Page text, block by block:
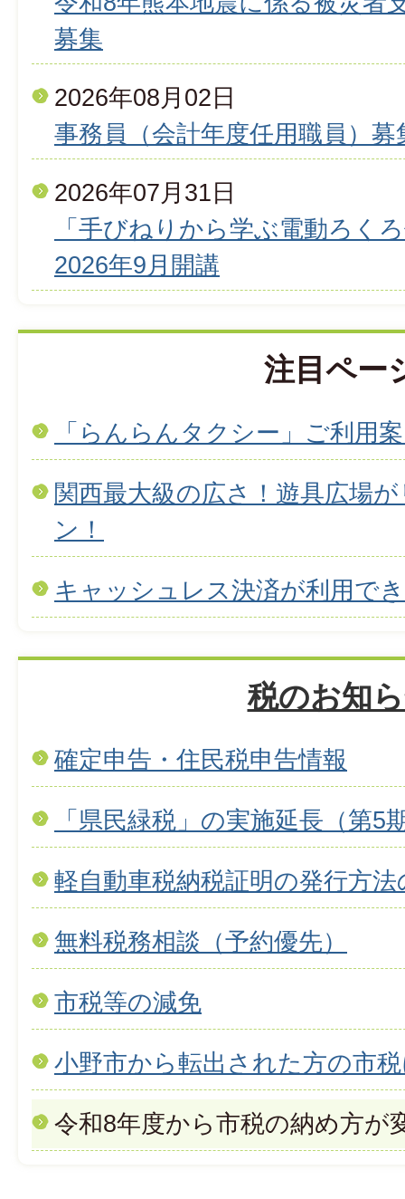
募集
2026年08月02日
事務員（会計年度任用職員）募
2026年07月31日
「手びねりから学ぶ電動ろく
2026年9月開講
注目ペー
「らんらんタクシー」ご利用
関西最大級の広さ！遊具広場
ン！
キャッシュレス決済が利用で
税のお知
確定申告・住民税申告情報
「県民緑税」の実施延長（第5
軽自動車税納税証明の発行方法
無料税務相談（予約優先）
市税等の減免
小野市から転出された方の市
令和8年度から市税の納め方が